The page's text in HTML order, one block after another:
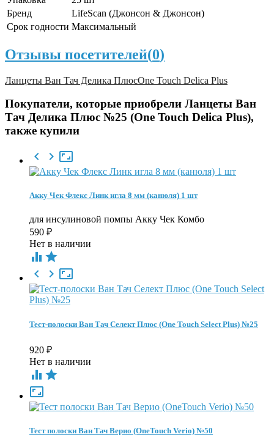
Бренд
LifeScan (Джонсон & Джонсон)
Срок годности Максимальный
Отзывы посетителей(0)
Ланцеты Ван Тач Делика ПлюсOne Touch Delica Plus
Покупатели, которые приобрели Ланцеты Ван
Тач Делика Плюс №25 (One Touch Delica Plus),
также купили
  
Акку Чек Флекс Линк игла 8 мм (канюля) 1 шт
для инсулиновой помпы Акку Чек Комбо
590 ₽
Нет в наличии
 

 
Тест-полоски Ван Тач Селект Плюс (One Touch Select Plus) №25
920 ₽
Нет в наличии
 

Тест полоски Ван Тач Верио (OneTouch Verio) №50